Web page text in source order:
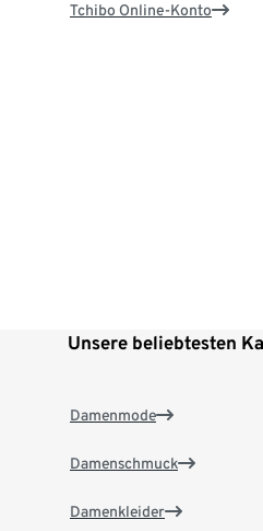
Tchibo Online-Konto
Unsere beliebtesten
Damenmode
Damenschmuck
Damenkleider